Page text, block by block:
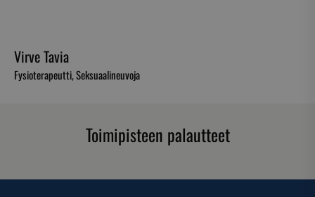
Virve Tavia
Fysioterapeutti, Seksuaalineuvoja
Toimipisteen palautteet
Suorituskyvylliset
Kohdentavat